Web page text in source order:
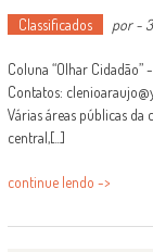
Classificados por-
Coluna “Olhar
Contatos:
Várias áreas públicas da
central,[...]
continue lendo ->